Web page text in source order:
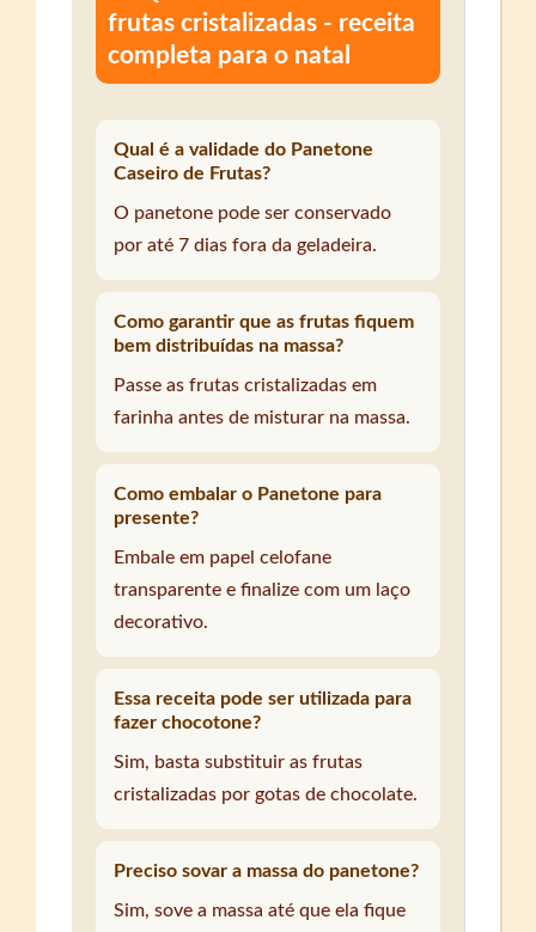
frutas cristalizadas - receita
completa para o natal
Qual é a validade do Panetone
Caseiro de Frutas?
O panetone pode ser conservado
por até 7 dias fora da geladeira.
Como garantir que as frutas fiquem
bem distribuídas na massa?
Passe as frutas cristalizadas em
farinha antes de misturar na massa.
Como embalar o Panetone para
presente?
Embale em papel celofane
transparente e finalize com um laço
decorativo.
Essa receita pode ser utilizada para
fazer chocotone?
Sim, basta substituir as frutas
cristalizadas por gotas de chocolate.
Preciso sovar a massa do panetone?
Sim, sove a massa até que ela fique